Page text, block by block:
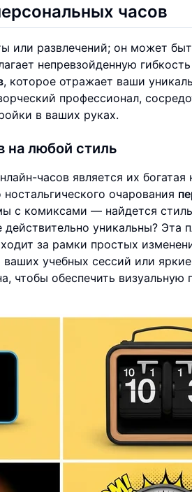
часов
или развлечений; он может
непревзойденную
, которое отражает ваши
профессионал,
в ваших руках.
на любой стиль
часов является их богатая
очарования
с комиксами — найдется
действительно уникальны? Эта
за рамки простых
учебных сессий или
чтобы обеспечить визуальную